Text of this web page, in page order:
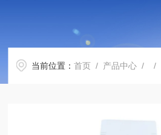
当前位置：首页 / 产品中心 / /